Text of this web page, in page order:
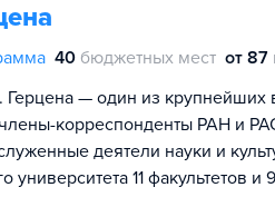
40 бюджетных мест от 87
— один из крупнейших
корреспонденты РАН и
деятели науки и
университета 11 факультетов